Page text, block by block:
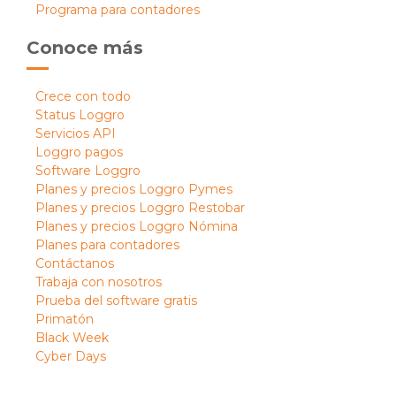
Programa para contadores
Conoce más
Crece con todo
Status Loggro
Servicios API
Loggro pagos
Software Loggro
Planes y precios Loggro Pymes
Planes y precios Loggro Restobar
Planes y precios Loggro Nómina
Planes para contadores
Contáctanos
Trabaja con nosotros
Prueba del software gratis
Primatón
Black Week
Cyber Days